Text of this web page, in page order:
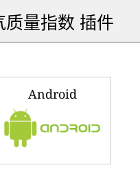
量指数 插件
Android